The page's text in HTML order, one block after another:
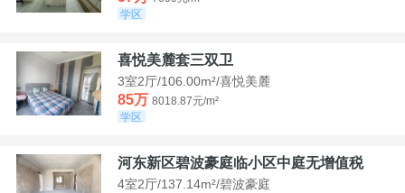
学区
喜悦美麓套三双卫
3室2厅/106.00m²/喜悦美麓
85万 8018.87元/m²
学区
河东新区碧波豪庭临小区中庭无增值税
4室2厅/137.14m²/碧波豪庭